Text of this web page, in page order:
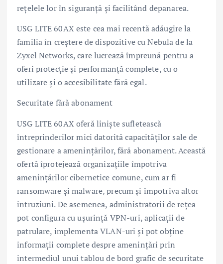
rețelele lor în siguranță și facilitând depanarea.
USG LITE 60AX este cea mai recentă adăugire la
familia în creștere de dispozitive cu Nebula de la
Zyxel Networks, care lucrează împreună pentru a
oferi protecție și performanță complete, cu o
utilizare și o accesibilitate fără egal.
Securitate fără abonament
USG LITE 60AX oferă liniște sufletească
întreprinderilor mici datorită capacităților sale de
gestionare a amenințărilor, fără abonament. Această
ofertă îprotejează organizațiile împotriva
amenințărilor cibernetice comune, cum ar fi
ransomware și malware, precum și împotriva altor
intruziuni. De asemenea, administratorii de rețea
pot configura cu ușurință VPN-uri, aplicații de
patrulare, implementa VLAN-uri și pot obține
informații complete despre amenințări prin
intermediul unui tablou de bord grafic de securitate